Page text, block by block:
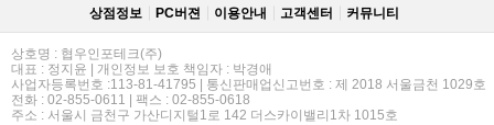
상점정보 PC버젼 이용안내 고객센터 커뮤니티
상호명 : 협우인포테크(주)
대표 : 정지윤 | 개인정보 보호 책임자 : 박경애
사업자등록번호 :113-81-41795 | 통신판매업신고번호 : 제 2018 서울금천 1029호
전화 : 02-855-0611 | 팩스 : 02-855-0618
주소 : 서울시 금천구 가산디지털1로 142 더스카이밸리1차 1015호